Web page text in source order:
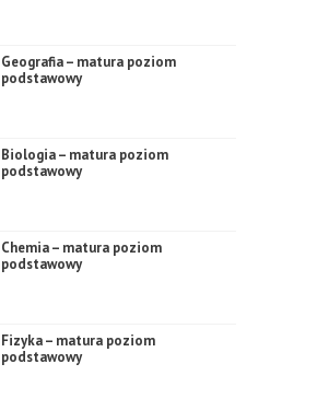
Geografia – matura poziom
podstawowy
Biologia – matura poziom
podstawowy
Chemia – matura poziom
podstawowy
Fizyka – matura poziom
podstawowy